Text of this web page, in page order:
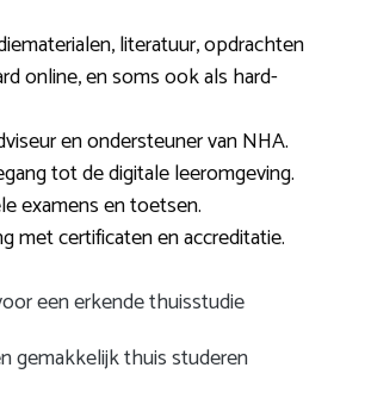
literatuur, opdrachten
online, en soms ook als hard-
en ondersteuner van NHA.
tot de digitale leeromgeving.
examens en toetsen.
met certificaten en accreditatie.
een erkende thuisstudie
gemakkelijk thuis studeren